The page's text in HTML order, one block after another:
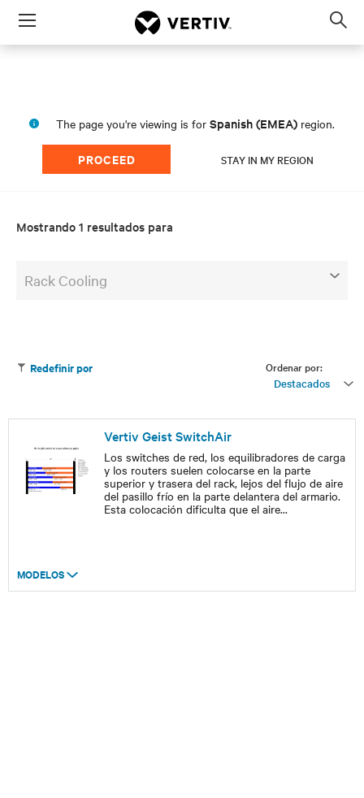
Menu
The page you're viewing is for Spanish (EMEA) region.
PROCEED STAY IN MY REGION
Mostrando 1 resultados para
Rack Cooling
Ordenar por:
Destacados
Redefinir por
Vertiv Geist SwitchAir
Los switches de red, los equilibradores de carga
y los routers suelen colocarse en la parte
superior y trasera del rack, lejos del flujo de aire
del pasillo frío en la parte delantera del armario.
Esta colocación dificulta que el aire...
MODELOS